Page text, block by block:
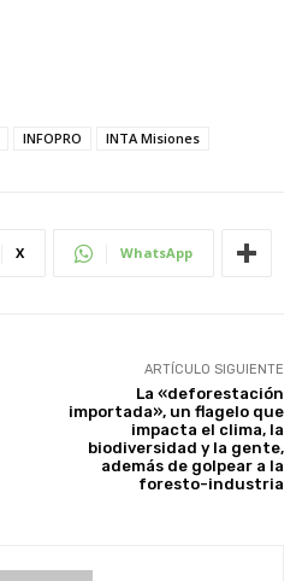
INFOPRO INTA Misiones
X WhatsApp
ARTÍCULO SIGUIENTE
La «deforestación
importada», un flagelo que
impacta el clima, la
biodiversidad y la gente,
además de golpear a la
foresto-industria